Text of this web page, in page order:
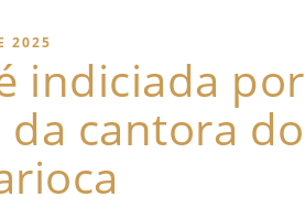
2025
indiciada por
cantora do